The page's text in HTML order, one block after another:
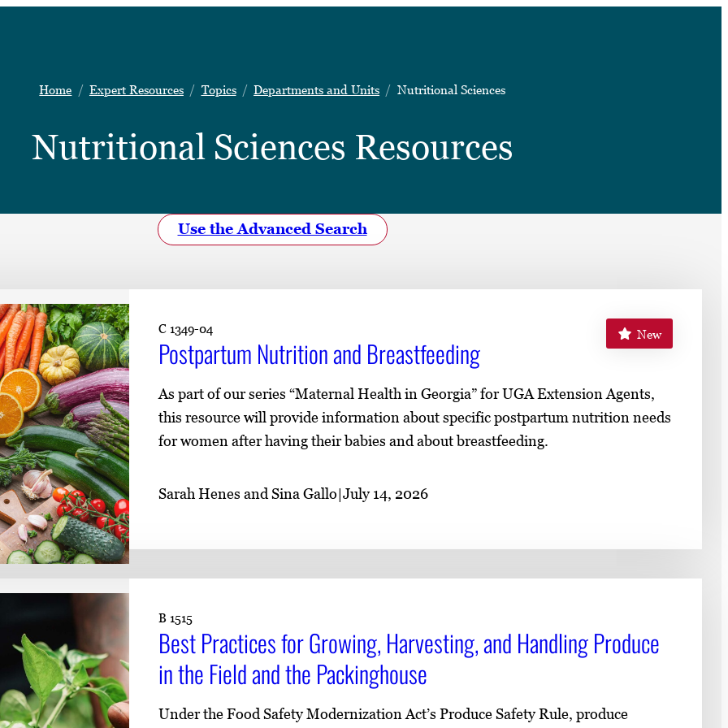
Home Expert Resources Topics Departments and Units Nutritional Sciences
Nutritional Sciences Resources
Use the Advanced Search
C 1349-04
Postpartum Nutrition and Breastfeeding
New
As part of our series “Maternal Health in Georgia” for UGA Extension Agents,
this resource will provide information about specific postpartum nutrition needs
for women after having their babies and about breastfeeding.
Sarah Henes and Sina Gallo|July 14, 2026
B 1515
Best Practices for Growing, Harvesting, and Handling Produce
in the Field and the Packinghouse
Under the Food Safety Modernization Act’s Produce Safety Rule, produce